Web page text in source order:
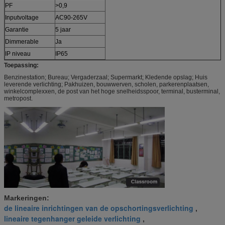
PF
>0,9
Inputvoltage
AC90-265V
Garantie
5 jaar
Dimmerable
Ja
IP niveau
IP65
Toepassing:
Benzinestation; Bureau; Vergaderzaal; Supermarkt; Kledende opslag; Huis
leverende verlichting; Pakhuizen, bouwwerven, scholen, parkerenplaatsen,
winkelcomplexxen, de post van het hoge snelheidsspoor, terminal, busterminal,
metropost.
Markeringen:
de lineaire inrichtingen van de opschortingsverlichting ,
lineaire tegenhanger geleide verlichting ,